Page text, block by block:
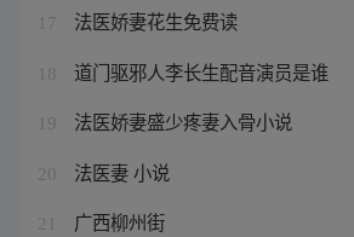
17 法医娇妻花生免费读
18 道门驱邪人李长生配音演员是谁
19 法医娇妻盛少疼妻入骨小说
20 法医妻 小说
21 广西柳州街